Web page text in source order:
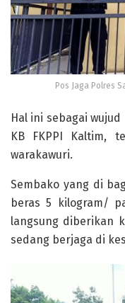
Pos Jaga Polres
Hal ini sebagai
KB FKPPI Kaltim,
warakawuri.
Sembako yang di
beras 5 kilogram/
langsung diberikan
sedang berjaga di